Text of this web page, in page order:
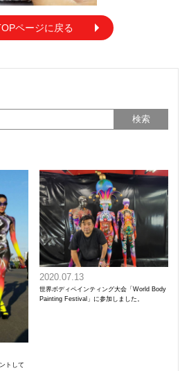
ページに戻る
トして
2020.07.13
世界ボディペインティング大会「World Body
Painting Festival」に参加しました。